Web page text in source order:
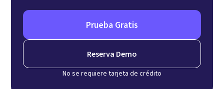
Prueba Gratis
Reserva Demo
No se requiere tarjeta de crédito